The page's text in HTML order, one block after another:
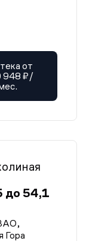
от
948 ₽/
до 54,1
Гора